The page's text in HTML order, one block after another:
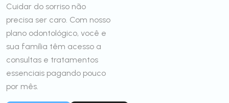
Cuidar do sorriso não
precisa ser caro. Com nosso
plano odontológico, você e
sua família têm acesso a
consultas e tratamentos
essenciais pagando pouco
por mês.